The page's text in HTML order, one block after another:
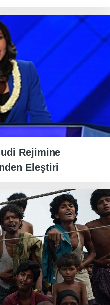
Rejimine
Eleştiri